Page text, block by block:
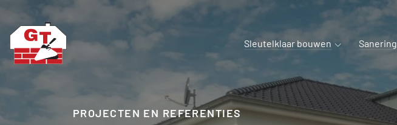
Sleutelklaar bouwen Sanering
PROJECTEN EN REFERENTIES